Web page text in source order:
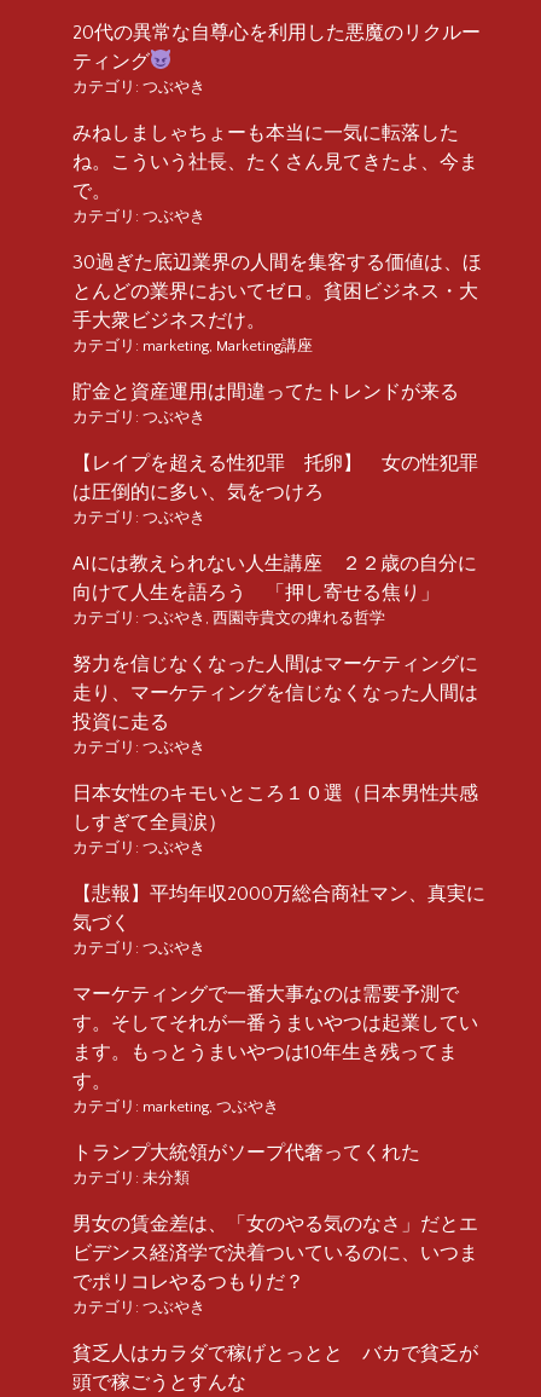
20代の異常な自尊心を利用した悪魔のリクルー
ティング
カテゴリ: つぶやき
みねしましゃちょーも本当に一気に転落した
ね。こういう社長、たくさん見てきたよ、今ま
で。
カテゴリ: つぶやき
30過ぎた底辺業界の人間を集客する価値は、ほ
とんどの業界においてゼロ。貧困ビジネス・大
手大衆ビジネスだけ。
カテゴリ: marketing Marketing講座
貯金と資産運用は間違ってたトレンドが来る
カテゴリ: つぶやき
【レイプを超える性犯罪 托卵】 女の性犯罪
は圧倒的に多い、気をつけろ
カテゴリ: つぶやき
AIには教えられない人生講座 ２２歳の自分に
向けて人生を語ろう 「押し寄せる焦り」
カテゴリ: つぶやき 西園寺貴文の痺れる哲学
努力を信じなくなった人間はマーケティングに
走り、マーケティングを信じなくなった人間は
投資に走る
カテゴリ: つぶやき
日本女性のキモいところ１０選（日本男性共感
しすぎて全員涙）
カテゴリ: つぶやき
【悲報】平均年収2000万総合商社マン、真実に
気づく
カテゴリ: つぶやき
マーケティングで一番大事なのは需要予測で
す。そしてそれが一番うまいやつは起業してい
ます。もっとうまいやつは10年生き残ってま
す。
カテゴリ: marketing つぶやき
トランプ大統領がソープ代奢ってくれた
カテゴリ: 未分類
男女の賃金差は、「女のやる気のなさ」だとエ
ビデンス経済学で決着ついているのに、いつま
でポリコレやるつもりだ？
カテゴリ: つぶやき
貧乏人はカラダで稼げとっとと バカで貧乏が
頭で稼ごうとすんな